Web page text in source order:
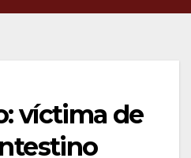
víctima de